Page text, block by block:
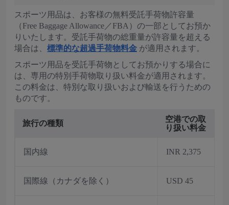
スポーツ用品は、お客様の無料受託手荷物許容量
（Free Baggage Allowance／FBA）の一部としてお預か
りいたします。受託手荷物の総重量が許容量を超える
場合は、 標準的な超過手荷物料金 が適用されます。
スポーツ用品を受託手荷物としてお預かりする場合に
は、専用の特別手荷物取り扱い料金が適用されます。
この料金は、特別な取り扱いおよび輸送を行うための
ものです。
旅行の種類
空港での取
り扱い料金
国内線 INR 2,375
国際線（カナダを除く） USD 45